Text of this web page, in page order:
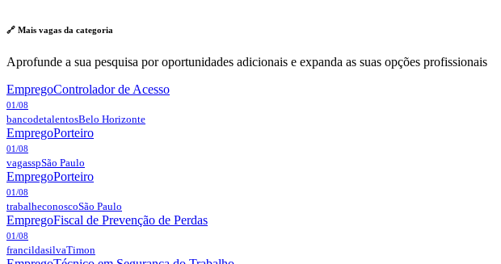
🔗 Mais vagas da categoria
Aprofunde a sua pesquisa por oportunidades adicionais e expanda as suas opções profissionais
EmpregoControlador de Acesso
01/08
bancodetalentosBelo Horizonte
EmpregoPorteiro
01/08
vagasspSão Paulo
EmpregoPorteiro
01/08
trabalheconoscoSão Paulo
EmpregoFiscal de Prevenção de Perdas
01/08
francildasilvaTimon